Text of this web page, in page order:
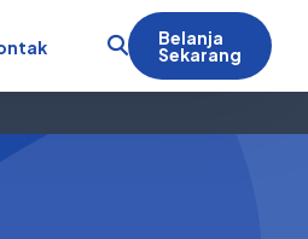
Belanja
Sekarang